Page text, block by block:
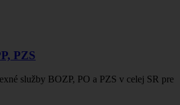
PZS
služby BOZP, PO a PZS v celej SR pre